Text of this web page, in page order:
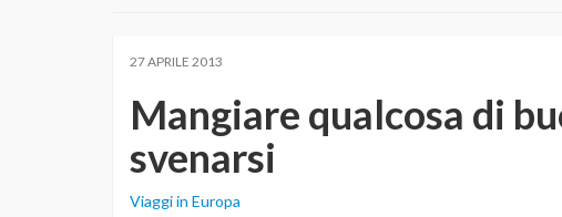
27 APRILE 2013
Mangiare qualcosa di
svenarsi
Viaggi in Europa